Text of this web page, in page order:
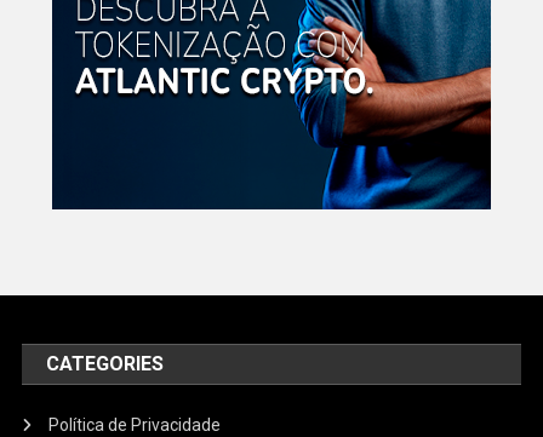
CATEGORIES
Política de Privacidade